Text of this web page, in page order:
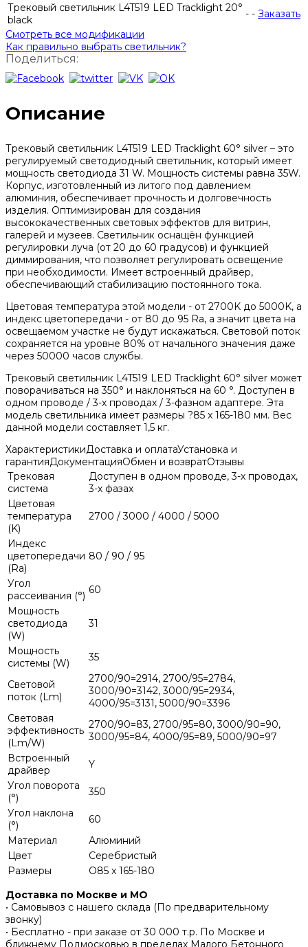
Трековый светильник L4T519 LED Tracklight 20°
black
- - Заказать
Смотреть все модификации
Как правильно выбрать светильник?
Поделиться:
Описание
Трековый светильник L4T519 LED Tracklight 60° silver – это
регулируемый светодиодный светильник, который имеет
мощность светодиода 31 W. Мощность системы равна 35W.
Корпус, изготовленный из литого под давлением
алюминия, обеспечивает прочность и долговечность
изделия. Оптимизирован для создания
высококачественных световых эффектов для витрин,
галерей и музеев. Светильник оснащён функцией
регулировки луча (от 20 до 60 градусов) и функцией
диммирования, что позволяет регулировать освещение
при необходимости. Имеет встроенный драйвер,
обеспечивающий стабилизацию постоянного тока.
Цветовая температура этой модели - от 2700K до 5000K, а
индекс цветопередачи - от 80 до 95 Ra, а значит цвета на
освещаемом участке не будут искажаться. Световой поток
сохраняется на уровне 80% от начального значения даже
через 50000 часов службы.
Трековый светильник L4T519 LED Tracklight 60° silver может
поворачиваться на 350° и наклоняться на 60 °. Доступен в
одном проводе / 3-х проводах / 3-фазном адаптере. Эта
модель светильника имеет размеры ?85 x 165-180 мм. Вес
данной модели составляет 1,5 кг.
ХарактеристикиДоставка и оплатаУстановка и
гарантияДокументацияОбмен и возвратОтзывы
Трековая
система
Доступен в одном проводе, 3-х проводах,
3-х фазах
Цветовая
температура
(K)
2700 / 3000 / 4000 / 5000
Индекс
цветопередачи
(Ra)
80 / 90 / 95
Угол
рассеивания (°) 60
Мощность
светодиода
(W)
31
Мощность
системы (W)
35
Световой
поток (Lm)
2700/90=2914, 2700/95=2784,
3000/90=3142, 3000/95=2934,
4000/95=3131, 5000/90=3396
Световая
эффективность
(Lm/W)
2700/90=83, 2700/95=80, 3000/90=90,
3000/95=84, 4000/95=89, 5000/90=97
Встроенный
драйвер
Y
Угол поворота
(°)
350
Угол наклона
(°)
60
Материал
Алюминий
Цвет
Серебристый
Размеры
O85 x 165-180
Доставка по Москве и МО
• Самовывоз с нашего склада (По предварительному
звонку)
• Бесплатно - при заказе от 30 000 т.р. По Москве и
ближнему Подмосковью в пределах Малого Бетонного